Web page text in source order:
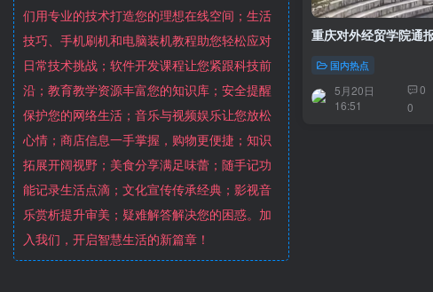
们用专业的技术打造您的理想在线空间；生活
技巧、手机刷机和电脑装机教程助您轻松应对
日常技术挑战；软件开发课程让您紧跟科技前
沿；教育教学资源丰富您的知识库；安全提醒
保护您的网络生活；音乐与视频娱乐让您放松
心情；商店信息一手掌握，购物更便捷；知识
拓展开阔视野；美食分享满足味蕾；随手记功
能记录生活点滴；文化宣传传承经典；影视音
乐赏析提升审美；疑难解答解决您的困惑。加
入我们，开启智慧生活的新篇章！
重庆对外经贸学院通
国内热点
5月20日
16:51
0
0